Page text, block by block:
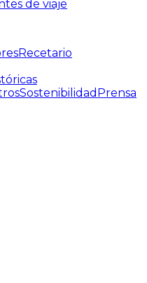
de viaje
Recetario
Sostenibilidad Prensa